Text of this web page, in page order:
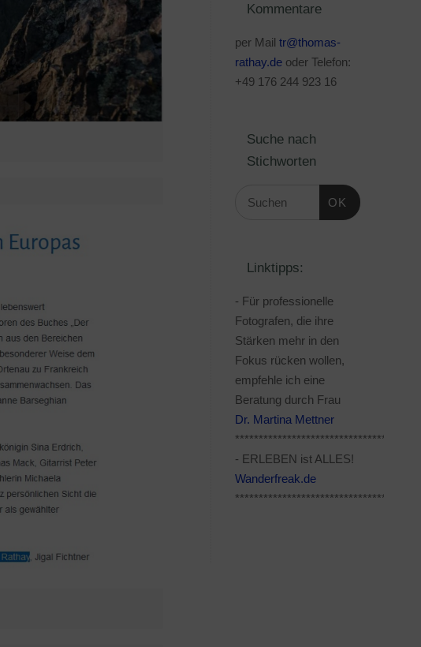
Kommentare
per Mail tr@thomas-
rathay.de oder Telefon:
+49 176 244 923 16
Suche nach
Stichworten
OK
Linktipps:
- Für professionelle
Fotografen, die ihre
Stärken mehr in den
Fokus rücken wollen,
empfehle ich eine
Beratung durch Frau
Dr. Martina Mettner
- ERLEBEN ist ALLES!
Wanderfreak.de